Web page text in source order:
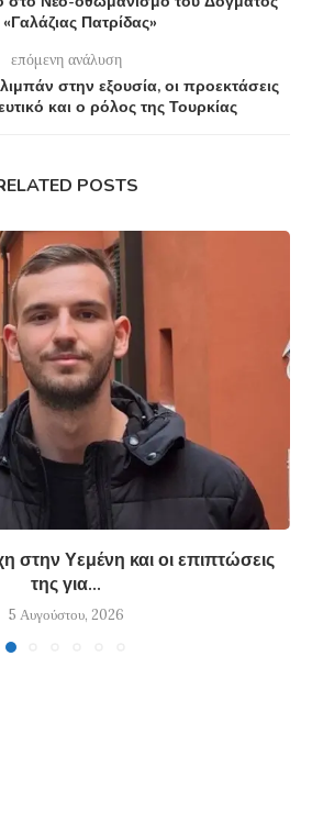
Πατρίδας»
επόμενη ανάλυση
στην εξουσία, οι προεκτάσεις
και ο ρόλος της Τουρκίας
POSTS
στην Υεμένη και οι επιπτώσεις
της για...
5 Αυγούστου, 2026